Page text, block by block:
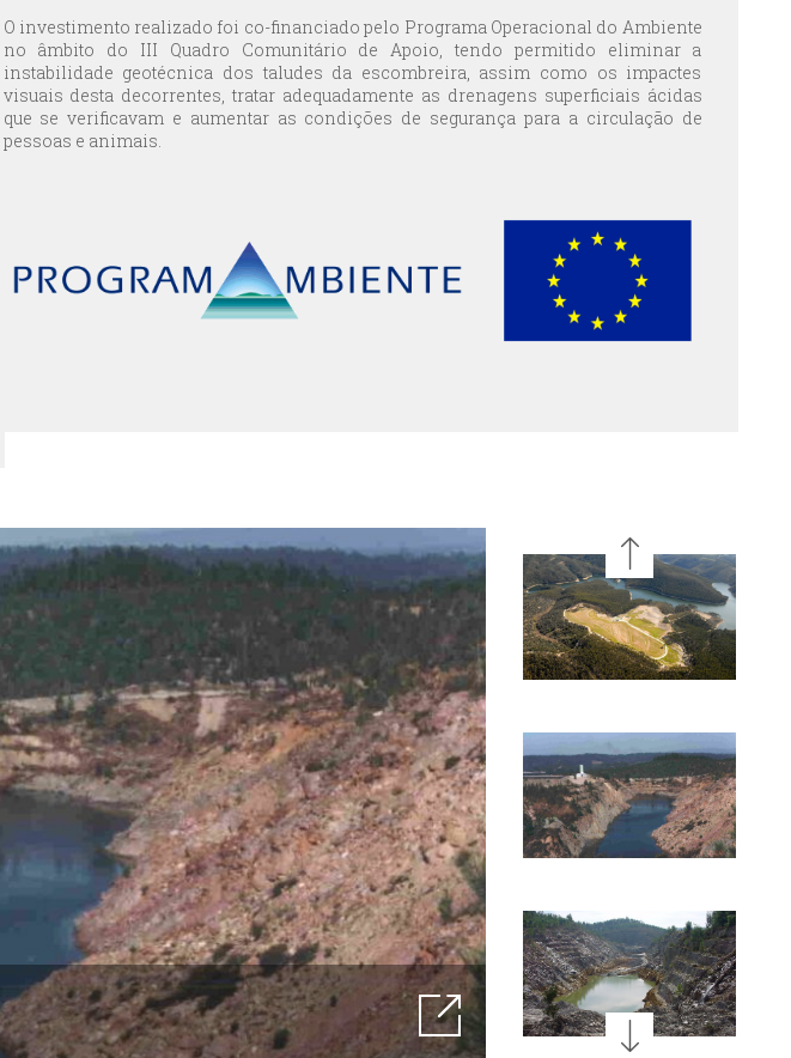
O investimento realizado foi co-financiado pelo Programa Operacional do Ambiente
no âmbito do III Quadro Comunitário de Apoio, tendo permitido eliminar a
instabilidade geotécnica dos taludes da escombreira, assim como os impactes
visuais desta decorrentes, tratar adequadamente as drenagens superficiais ácidas
que se verificavam e aumentar as condições de segurança para a circulação de
pessoas e animais.